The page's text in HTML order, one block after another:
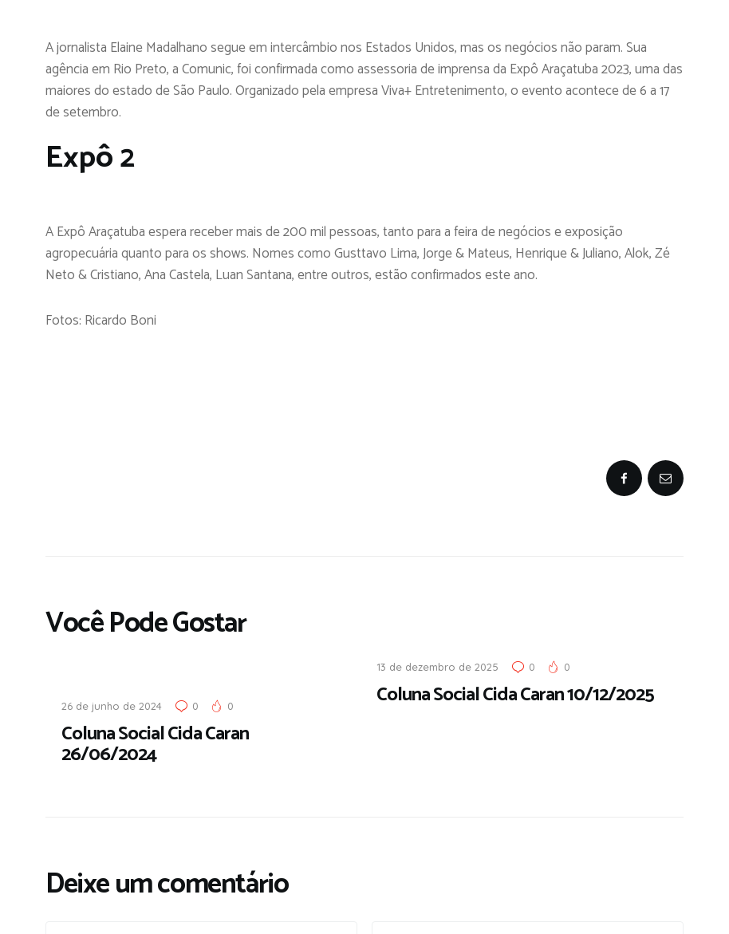
A jornalista Elaine Madalhano segue em intercâmbio nos Estados Unidos, mas os negócios não param. Sua
agência em Rio Preto, a Comunic, foi confirmada como assessoria de imprensa da Expô Araçatuba 2023, uma das
maiores do estado de São Paulo. Organizado pela empresa Viva+ Entretenimento, o evento acontece de 6 a 17
de setembro.
Expô 2
A Expô Araçatuba espera receber mais de 200 mil pessoas, tanto para a feira de negócios e exposição
agropecuária quanto para os shows. Nomes como Gusttavo Lima, Jorge & Mateus, Henrique & Juliano, Alok, Zé
Neto & Cristiano, Ana Castela, Luan Santana, entre outros, estão confirmados este ano.
Fotos: Ricardo Boni
Você Pode Gostar
26 de junho de 2024 0 0
Coluna Social Cida Caran
26/06/2024
13 de dezembro de 2025 0 0
Coluna Social Cida Caran 10/12/2025
Deixe um comentário